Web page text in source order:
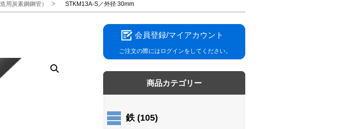
用炭素鋼鋼管） STKM13A-S／外径 30mm
会員登録/マイアカウント
ご注文の際にはログインをしてください。
商品カテゴリー
鉄 (105)